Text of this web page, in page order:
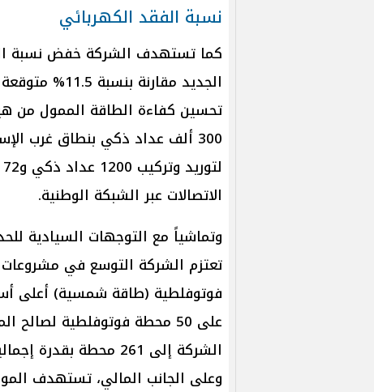
نسبة الفقد الكهربائي
الجديد
تحسين كفاءة الطاقة الممول من
300 ألف عداد ذكي بنطاق غرب
الاتصالات عبر الشبكة الوطنية.
وتماشياً مع التوجهات السيادية
فوتوفلطية (طاقة شمسية) أعلى
على 50 محطة فوتوفلطية
وعلى الجانب المالي، تستهدف